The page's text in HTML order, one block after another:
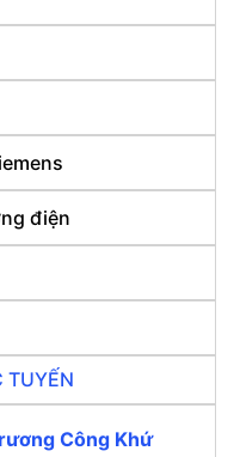
điện
TUYẾN
Công Khứ